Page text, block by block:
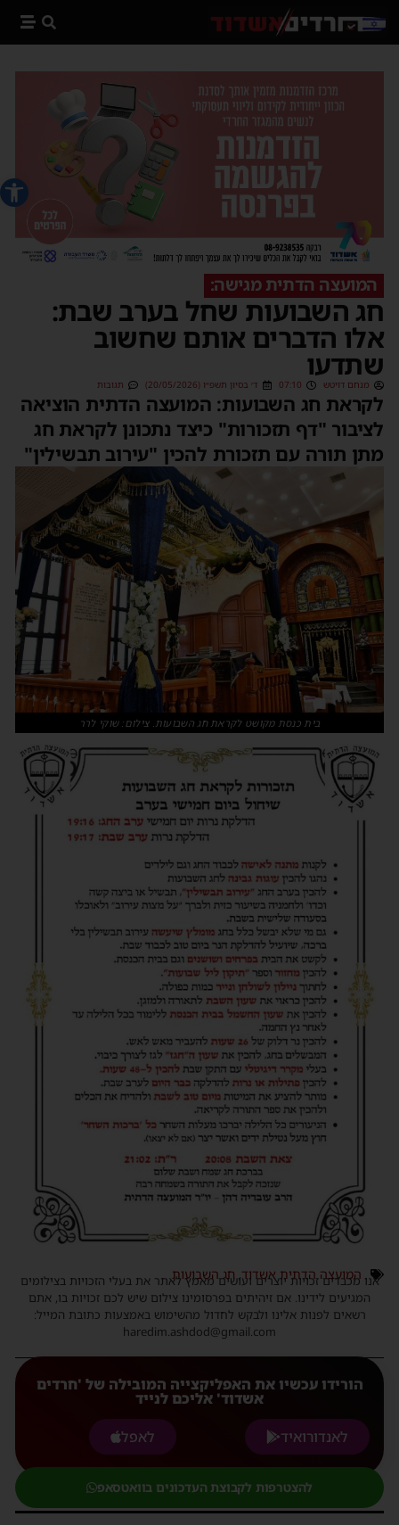
פתח
המועצה הדתית מגישה:
חג השבועות שחל בערב שבת:
אלו הדברים אותם שחשוב
שתדעו
מנחם דויטש 07:10 ד׳ בסיון תשפ״ו (20/05/2026) תגובות
לקראת חג השבועות: המועצה הדתית הוציאה
לציבור "דף תזכורות" כיצד נתכונן לקראת חג
מתן תורה עם תזכורת להכין "עירוב תבשילין"
בית כנסת מקושט לקראת חג השבועות. צילום: שוקי לרר
המועצה הדתית אשדוד, חג השבועות
אנו מכבדים זכויות יוצרים ועושים מאמץ לאתר את בעלי הזכויות בצילומים
המגיעים לידינו. אם זיהיתים בפרסומינו צילום שיש לכם זכויות בו, אתם
רשאים לפנות אלינו ולבקש לחדול מהשימוש באמצעות כתובת המייל:
haredim.ashdod@gmail.com
הורידו עכשיו את האפליקצייה המובילה של 'חרדים
אשדוד' אליכם לנייד
לאנדורואיד
לאפל
להצטרפות לקבוצת העדכונים בוואטסאפ